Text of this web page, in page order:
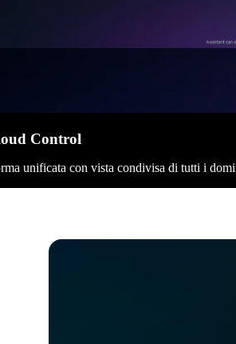
Control
unificata con vista condivisa di tutti i